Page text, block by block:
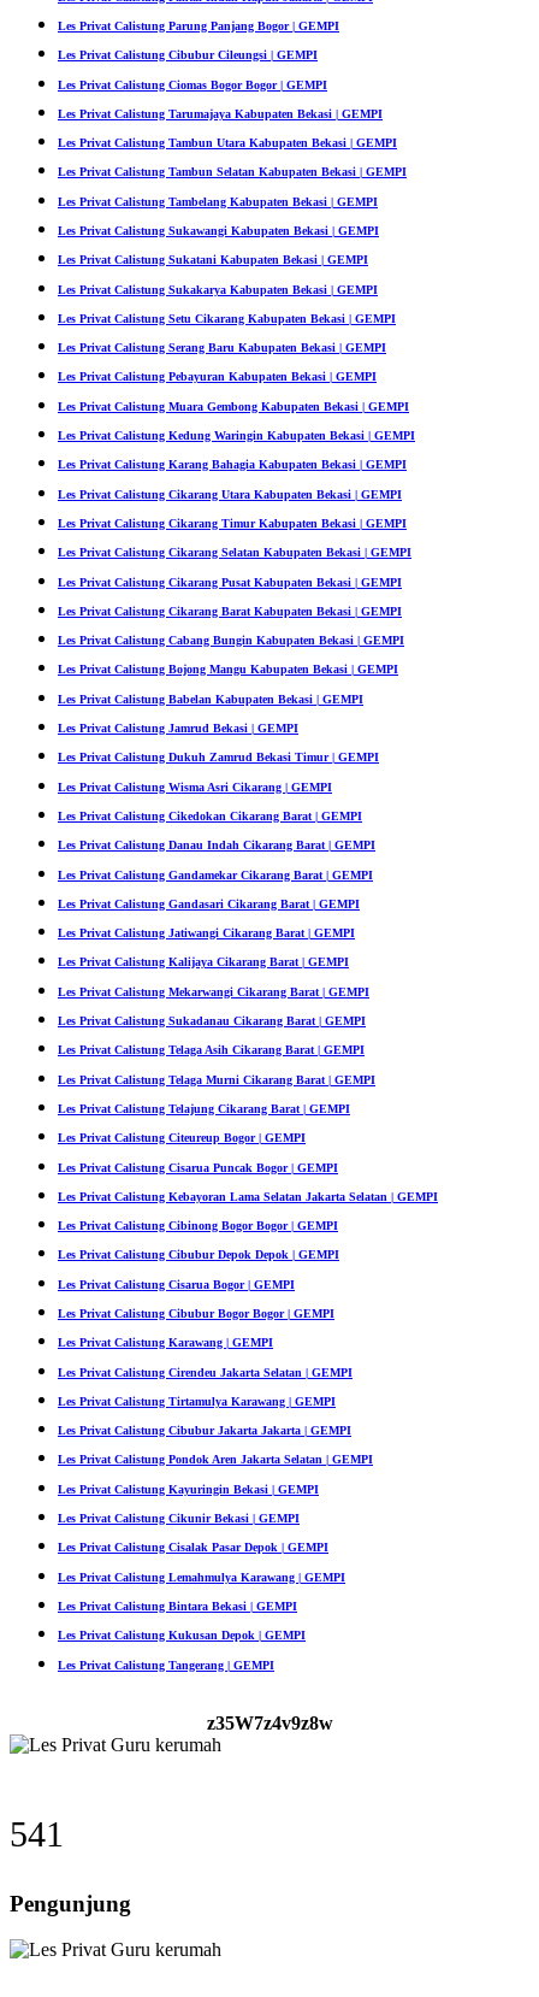
Les Privat Calistung Parung Panjang Bogor | GEMPI
Les Privat Calistung Cibubur Cileungsi | GEMPI
Les Privat Calistung Ciomas Bogor Bogor | GEMPI
Les Privat Calistung Tarumajaya Kabupaten Bekasi | GEMPI
Les Privat Calistung Tambun Utara Kabupaten Bekasi | GEMPI
Les Privat Calistung Tambun Selatan Kabupaten Bekasi | GEMPI
Les Privat Calistung Tambelang Kabupaten Bekasi | GEMPI
Les Privat Calistung Sukawangi Kabupaten Bekasi | GEMPI
Les Privat Calistung Sukatani Kabupaten Bekasi | GEMPI
Les Privat Calistung Sukakarya Kabupaten Bekasi | GEMPI
Les Privat Calistung Setu Cikarang Kabupaten Bekasi | GEMPI
Les Privat Calistung Serang Baru Kabupaten Bekasi | GEMPI
Les Privat Calistung Pebayuran Kabupaten Bekasi | GEMPI
Les Privat Calistung Muara Gembong Kabupaten Bekasi | GEMPI
Les Privat Calistung Kedung Waringin Kabupaten Bekasi | GEMPI
Les Privat Calistung Karang Bahagia Kabupaten Bekasi | GEMPI
Les Privat Calistung Cikarang Utara Kabupaten Bekasi | GEMPI
Les Privat Calistung Cikarang Timur Kabupaten Bekasi | GEMPI
Les Privat Calistung Cikarang Selatan Kabupaten Bekasi | GEMPI
Les Privat Calistung Cikarang Pusat Kabupaten Bekasi | GEMPI
Les Privat Calistung Cikarang Barat Kabupaten Bekasi | GEMPI
Les Privat Calistung Cabang Bungin Kabupaten Bekasi | GEMPI
Les Privat Calistung Bojong Mangu Kabupaten Bekasi | GEMPI
Les Privat Calistung Babelan Kabupaten Bekasi | GEMPI
Les Privat Calistung Jamrud Bekasi | GEMPI
Les Privat Calistung Dukuh Zamrud Bekasi Timur | GEMPI
Les Privat Calistung Wisma Asri Cikarang | GEMPI
Les Privat Calistung Cikedokan Cikarang Barat | GEMPI
Les Privat Calistung Danau Indah Cikarang Barat | GEMPI
Les Privat Calistung Gandamekar Cikarang Barat | GEMPI
Les Privat Calistung Gandasari Cikarang Barat | GEMPI
Les Privat Calistung Jatiwangi Cikarang Barat | GEMPI
Les Privat Calistung Kalijaya Cikarang Barat | GEMPI
Les Privat Calistung Mekarwangi Cikarang Barat | GEMPI
Les Privat Calistung Sukadanau Cikarang Barat | GEMPI
Les Privat Calistung Telaga Asih Cikarang Barat | GEMPI
Les Privat Calistung Telaga Murni Cikarang Barat | GEMPI
Les Privat Calistung Telajung Cikarang Barat | GEMPI
Les Privat Calistung Citeureup Bogor | GEMPI
Les Privat Calistung Cisarua Puncak Bogor | GEMPI
Les Privat Calistung Kebayoran Lama Selatan Jakarta Selatan | GEMPI
Les Privat Calistung Cibinong Bogor Bogor | GEMPI
Les Privat Calistung Cibubur Depok Depok | GEMPI
Les Privat Calistung Cisarua Bogor | GEMPI
Les Privat Calistung Cibubur Bogor Bogor | GEMPI
Les Privat Calistung Karawang | GEMPI
Les Privat Calistung Cirendeu Jakarta Selatan | GEMPI
Les Privat Calistung Tirtamulya Karawang | GEMPI
Les Privat Calistung Cibubur Jakarta Jakarta | GEMPI
Les Privat Calistung Pondok Aren Jakarta Selatan | GEMPI
Les Privat Calistung Kayuringin Bekasi | GEMPI
Les Privat Calistung Cikunir Bekasi | GEMPI
Les Privat Calistung Cisalak Pasar Depok | GEMPI
Les Privat Calistung Lemahmulya Karawang | GEMPI
Les Privat Calistung Bintara Bekasi | GEMPI
Les Privat Calistung Kukusan Depok | GEMPI
Les Privat Calistung Tangerang | GEMPI
z35W7z4v9z8w
541
Pengunjung